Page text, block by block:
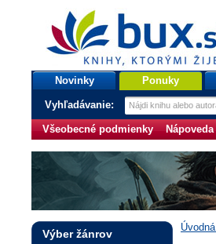
bux.sk
knihy, ktorými žijete
Úvodná stránka
Novinky Ponuky
Vyhľadávanie:
Všeobecné podmienky Nápoveda
Výber žánrov